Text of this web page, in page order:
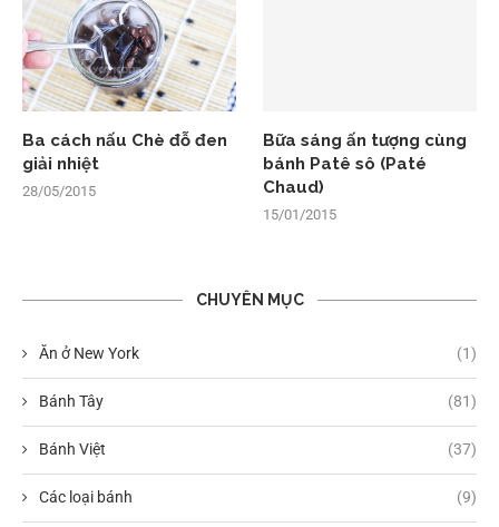
Ba cách nấu Chè đỗ đen
giải nhiệt
28/05/2015
Bữa sáng ấn tượng cùng
bánh Patê sô (Paté
Chaud)
15/01/2015
CHUYÊN MỤC
Ăn ở New York (1)
Bánh Tây (81)
Bánh Việt (37)
Các loại bánh (9)